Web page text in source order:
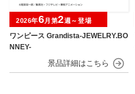
ワンピース Grandista-JEWELRY.BO
NNEY-
2026年6月第2週～登場